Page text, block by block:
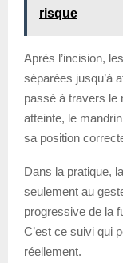
risque
Après l’incision,
séparées jusqu’à
passé à travers le
atteinte, le
sa position
Dans la pratique,
seulement au
progressive de la
C’est ce suivi qui
réellement.